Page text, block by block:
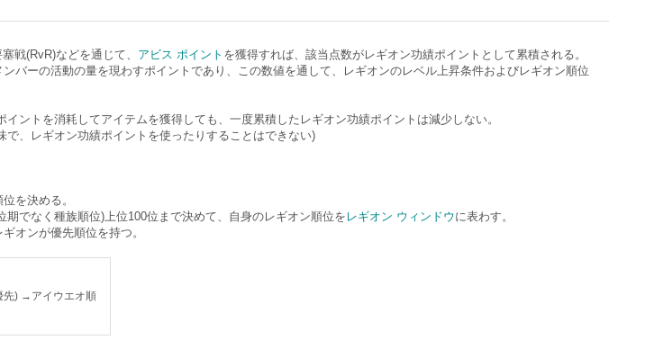
戦(RvR)などを通じて、 アビス ポイント を獲得すれば、該当点数がレギオン功績ポイントとして累積される。
バーの活動の量を現わすポイントであり、この数値を通して、レギオンのレベル上昇条件およびレギオン順位
ントを消耗してアイテムを獲得しても、一度累積したレギオン功績ポイントは減少しない。
、レギオン功績ポイントを使ったりすることはできない)
を決める。
でなく種族順位)上位100位まで決めて、自身のレギオン順位を レギオン ウィンドウ に表わす。
オンが優先順位を持つ。
先) →アイウエオ順